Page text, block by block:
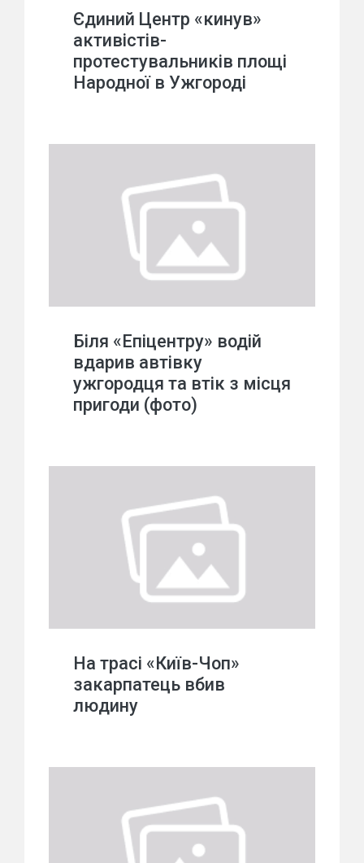
Єдиний Центр «кинув»
активістів-
протестувальників площі
Народної в Ужгороді
Біля «Епіцентру» водій
вдарив автівку
ужгородця та втік з місця
пригоди (фото)
На трасі «Київ-Чоп»
закарпатець вбив
людину